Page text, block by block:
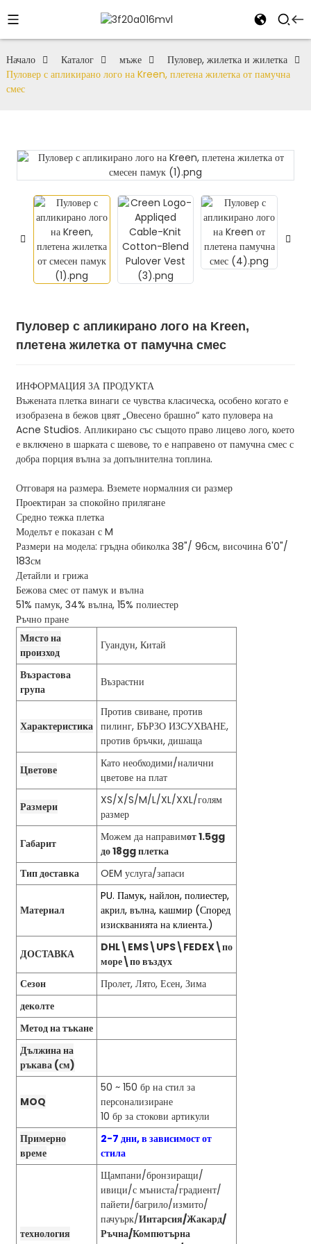
Начало Каталог мъже
Пуловер, жилетка и жилетка
Пуловер с апликирано лого на Kreen, плетена жилетка от памучна
смес
Пуловер с апликирано лого на Kreen,
плетена жилетка от памучна смес
ИНФОРМАЦИЯ ЗА ПРОДУКТА
Въжената плетка винаги се чувства класическа, особено когато е
изобразена в бежов цвят „Овесено брашно“ като пуловера на
Acne Studios. Апликирано със същото право лицево лого, което
е включено в шарката с шевове, то е направено от памучна смес с
добра порция вълна за допълнителна топлина.
Отговаря на размера. Вземете нормалния си размер
Проектиран за спокойно прилягане
Средно тежка плетка
Моделът е показан с M
Размери на модела: гръдна обиколка 38"/ 96см, височина 6'0"/
183см
Детайли и грижа
Бежова смес от памук и вълна
51% памук, 34% вълна, 15% полиестер
Ръчно пране
Място на
произход
Гуандун, Китай
Възрастова
група
Възрастни
Характеристика
Против свиване, против
пилинг, БЪРЗО ИЗСУХВАНЕ,
против бръчки, дишаща
Цветове
Като необходими/налични
цветове на плат
Размери
XS/X/S/M/L/XL/XXL/голям
размер
Габарит Можем да направимот 1.5gg
до 18gg плетка
Тип доставка
OEM услуга/запаси
Материал
PU. Памук, найлон, полиестер,
акрил, вълна, кашмир (Според
изискванията на клиента.)
ДОСТАВКА
DHL\EMS\UPS\FEDEX\по
море\по въздух
Сезон
Пролет, Лято, Есен, Зима
деколте
Метод на тъкане
Дължина на
ръкава (см)
MOQ
50 ~ 150 бр на стил за
персонализиране
10 бр за стокови артикули
Примерно
време
2-7 дни, в зависимост от
стила
технология
Щампани/бронзиращи/
ивици/с мъниста/градиент/
пайети/багрило/измито/
пачуърк/Интарсия/Жакард/
Ръчна/Компютърна